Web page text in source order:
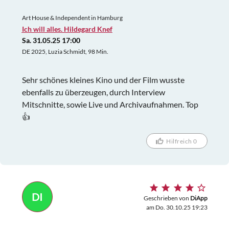
Art House & Independent in Hamburg
Ich will alles. Hildegard Knef
Sa. 31.05.25 17:00
DE 2025, Luzia Schmidt, 98 Min.
Sehr schönes kleines Kino und der Film wusste
ebenfalls zu überzeugen, durch Interview
Mitschnitte, sowie Live und Archivaufnahmen. Top
👍
Hilfreich 0
DI Geschrieben von DiApp
am Do. 30.10.25 19:23